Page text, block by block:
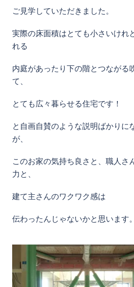
ご見学していただきました。
実際の床面積はとても小さいけれ
れる
内庭があったり下の階とつながる
て、
とても広々暮らせる住宅です！
と自画自賛のような説明ばかりに
が、
このお家の気持ち良さと、職人さ
力と、
建て主さんのワクワク感は
伝わったんじゃないかと思います